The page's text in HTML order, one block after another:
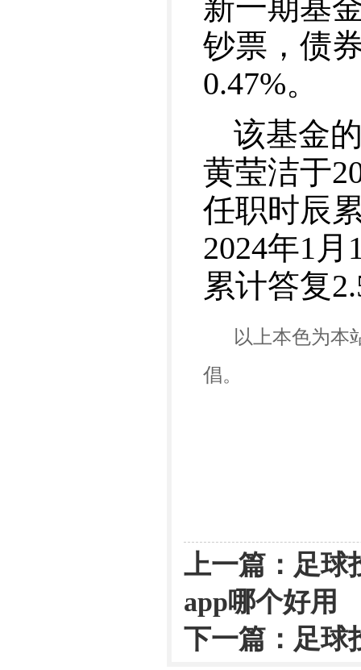
新一期基
钞票，债
0.47%。
该基金
黄莹洁于
任职时辰
2024年1
累计答复
以上本色为本
倡。
上一篇： 足球
app哪个好用
下一篇： 足球